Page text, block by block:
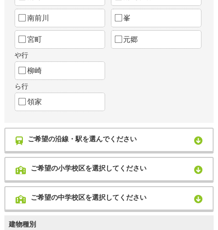
南前川 峯
宮町 元郷
や行
柳崎
ら行
領家
ご希望の沿線・駅を選んでください
ご希望の小学校区を選択してください
ご希望の中学校区を選択してください
建物種別